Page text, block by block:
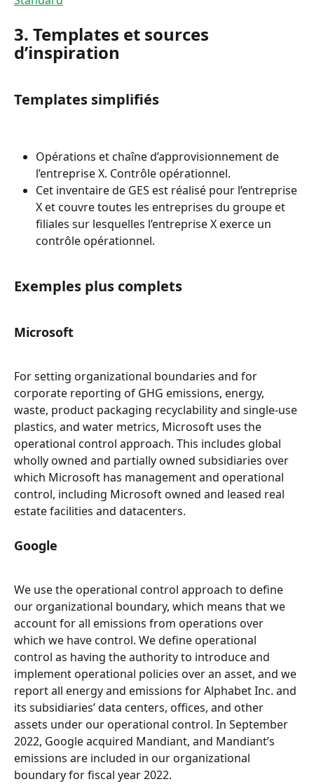
3. Templates et sources
d’inspiration
Templates simplifiés
Opérations et chaîne d’approvisionnement de
l’entreprise X. Contrôle opérationnel.
Cet inventaire de GES est réalisé pour l’entreprise
X et couvre toutes les entreprises du groupe et
filiales sur lesquelles l’entreprise X exerce un
contrôle opérationnel.
Exemples plus complets
Microsoft
For setting organizational boundaries and for
corporate reporting of GHG emissions, energy,
waste, product packaging recyclability and single-use
plastics, and water metrics, Microsoft uses the
operational control approach. This includes global
wholly owned and partially owned subsidiaries over
which Microsoft has management and operational
control, including Microsoft owned and leased real
estate facilities and datacenters.
Google
We use the operational control approach to define
our organizational boundary, which means that we
account for all emissions from operations over
which we have control. We define operational
control as having the authority to introduce and
implement operational policies over an asset, and we
report all energy and emissions for Alphabet Inc. and
its subsidiaries’ data centers, offices, and other
assets under our operational control. In September
2022, Google acquired Mandiant, and Mandiant’s
emissions are included in our organizational
boundary for fiscal year 2022.